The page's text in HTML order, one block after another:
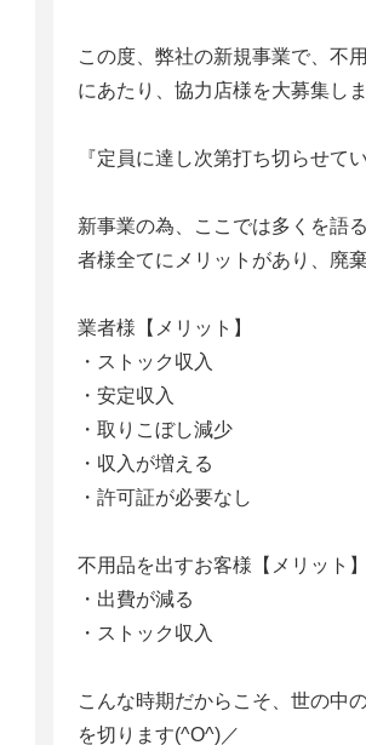
この度、弊社の新規事業で、不
にあたり、協力店様を大募集し
『定員に達し次第打ち切らせて
新事業の為、ここでは多くを語
者様全てにメリットがあり、廃
業者様【メリット】
・ストック収入
・安定収入
・取りこぼし減少
・収入が増える
・許可証が必要なし
不用品を出すお客様【メリット】
・出費が減る
・ストック収入
こんな時期だからこそ、世の中
を切ります(^O^)／